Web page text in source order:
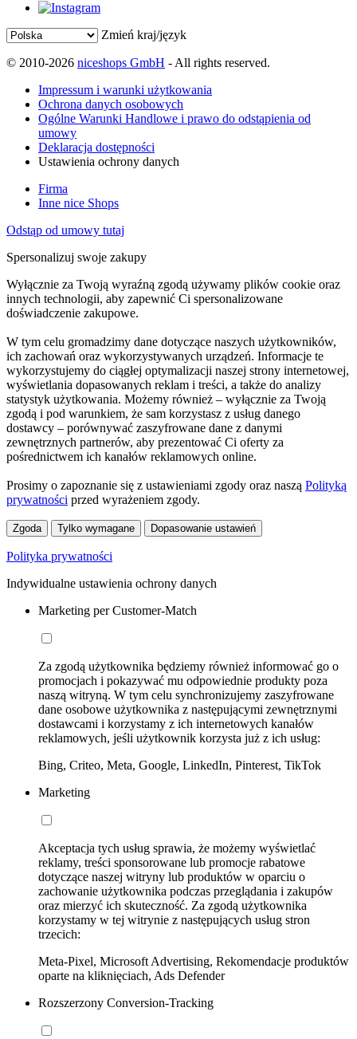
Zmień kraj/język
© 2010-2026 niceshops GmbH - All rights reserved.
Impressum i warunki użytkowania
Ochrona danych osobowych
Ogólne Warunki Handlowe i prawo do odstąpienia od
umowy
Deklaracja dostępności
Ustawienia ochrony danych
Firma
Inne nice Shops
Odstąp od umowy tutaj
Spersonalizuj swoje zakupy
Wyłącznie za Twoją wyraźną zgodą używamy plików cookie oraz
innych technologii, aby zapewnić Ci spersonalizowane
doświadczenie zakupowe.
W tym celu gromadzimy dane dotyczące naszych użytkowników,
ich zachowań oraz wykorzystywanych urządzeń. Informacje te
wykorzystujemy do ciągłej optymalizacji naszej strony internetowej,
wyświetlania dopasowanych reklam i treści, a także do analizy
statystyk użytkowania. Możemy również – wyłącznie za Twoją
zgodą i pod warunkiem, że sam korzystasz z usług danego
dostawcy – porównywać zaszyfrowane dane z danymi
zewnętrznych partnerów, aby prezentować Ci oferty za
pośrednictwem ich kanałów reklamowych online.
Prosimy o zapoznanie się z ustawieniami zgody oraz naszą Polityką
prywatności przed wyrażeniem zgody.
Zgoda Tylko wymagane Dopasowanie ustawień
Polityka prywatności
Indywidualne ustawienia ochrony danych
Marketing per Customer-Match
Za zgodą użytkownika będziemy również informować go o
promocjach i pokazywać mu odpowiednie produkty poza
naszą witryną. W tym celu synchronizujemy zaszyfrowane
dane osobowe użytkownika z następującymi zewnętrznymi
dostawcami i korzystamy z ich internetowych kanałów
reklamowych, jeśli użytkownik korzysta już z ich usług:
Bing, Criteo, Meta, Google, LinkedIn, Pinterest, TikTok
Marketing
Akceptacja tych usług sprawia, że możemy wyświetlać
reklamy, treści sponsorowane lub promocje rabatowe
dotyczące naszej witryny lub produktów w oparciu o
zachowanie użytkownika podczas przeglądania i zakupów
oraz mierzyć ich skuteczność. Za zgodą użytkownika
korzystamy w tej witrynie z następujących usług stron
trzecich:
Meta-Pixel, Microsoft Advertising, Rekomendacje produktów
oparte na kliknięciach, Ads Defender
Rozszerzony Conversion-Tracking